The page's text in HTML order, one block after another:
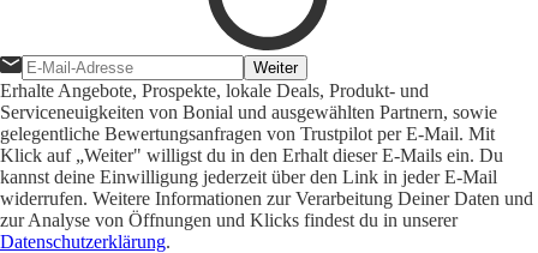
Weiter
Erhalte Angebote, Prospekte, lokale Deals, Produkt- und
Serviceneuigkeiten von Bonial und ausgewählten Partnern, sowie
gelegentliche Bewertungsanfragen von Trustpilot per E-Mail. Mit
Klick auf „Weiter" willigst du in den Erhalt dieser E-Mails ein. Du
kannst deine Einwilligung jederzeit über den Link in jeder E-Mail
widerrufen. Weitere Informationen zur Verarbeitung Deiner Daten und
zur Analyse von Öffnungen und Klicks findest du in unserer
Datenschutzerklärung.